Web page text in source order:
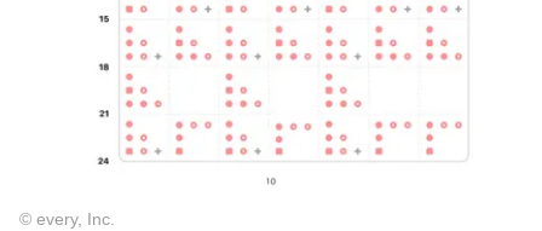
© every, Inc.